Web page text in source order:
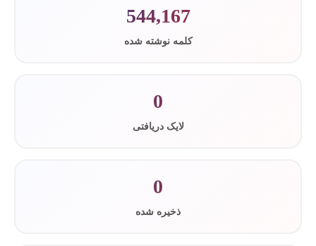
544,167
کلمه نوشته شده
0
لایک دریافتی
0
ذخیره شده